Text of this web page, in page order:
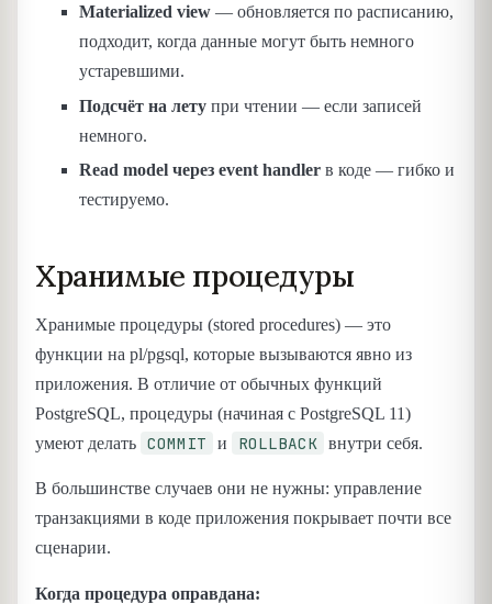
Materialized view — обновляется по расписанию,
подходит, когда данные могут быть немного
устаревшими.
Подсчёт на лету при чтении — если записей
немного.
Read model через event handler в коде — гибко и
тестируемо.
Хранимые процедуры
Хранимые процедуры (stored procedures) — это
функции на pl/pgsql, которые вызываются явно из
приложения. В отличие от обычных функций
PostgreSQL, процедуры (начиная с PostgreSQL 11)
умеют делать COMMIT и ROLLBACK внутри себя.
В большинстве случаев они не нужны: управление
транзакциями в коде приложения покрывает почти все
сценарии.
Когда процедура оправдана: